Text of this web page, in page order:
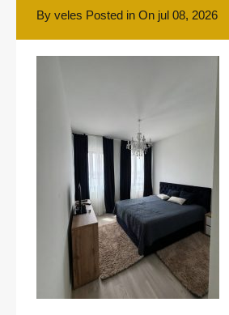
By veles Posted in On jul 08, 2026